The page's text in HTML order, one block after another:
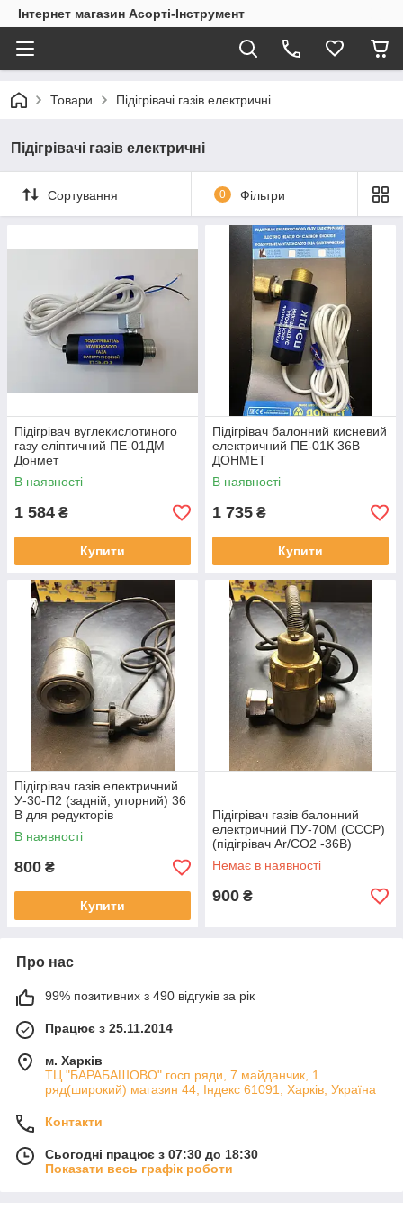
Інтернет магазин Асорті-Інструмент
Товари Підігрівачі газів електричні
Підігрівачі газів електричні
Сортування 0 Фільтри
Підігрівач вуглекислотиного
газу еліптичний ПЕ-01ДМ
Донмет
В наявності
1 584 ₴
Купити
Підігрівач балонний кисневий
електричний ПЕ-01К 36В
ДОНМЕТ
В наявності
1 735 ₴
Купити
Підігрівач газів електричний
У-30-П2 (задній, упорний) 36
В для редукторів
виробництва СРСР
В наявності
800 ₴
Купити
Підігрівач газів балонний
електричний ПУ-70М (СССР)
(підігрівач Ar/CO2 -36В)
Немає в наявності
900 ₴
Про нас
99% позитивних з 490 відгуків за рік
Працює з 25.11.2014
м. Харків
ТЦ "БАРАБАШОВО" госп ряди, 7 майданчик, 1
ряд(широкий) магазин 44, Індекс 61091, Харків, Україна
Контакти
Сьогодні працює з 07:30 до 18:30
Показати весь графік роботи